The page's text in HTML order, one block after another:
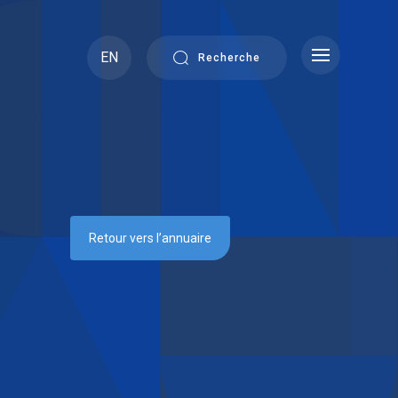
EN Recherche
Retour vers l’annuaire